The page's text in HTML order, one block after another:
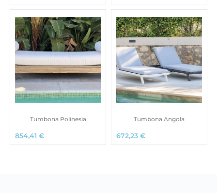
Tumbona Polinesia
854,41 €
Tumbona Angola
672,23 €